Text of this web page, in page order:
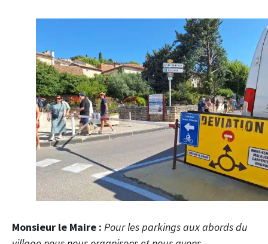
Monsieur le Maire : Pour les parkings aux abords du